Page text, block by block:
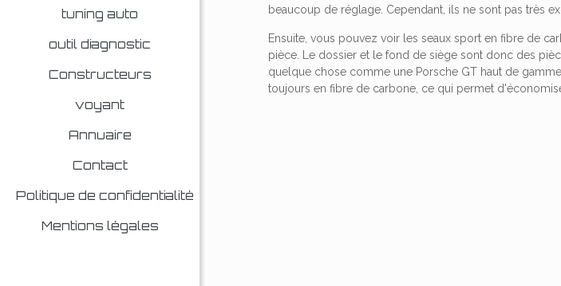
tuning auto
outil diagnostic
Constructeurs
voyant
Annuaire
Contact
Politique de confidentialité
Mentions légales
beaucoup de réglage. Cependant, ils ne sont pas très
Ensuite, vous pouvez voir les seaux sport en fibre de
pièce. Le dossier et le fond de siège sont donc des
quelque chose comme une Porsche GT haut de
toujours en fibre de carbone, ce qui permet